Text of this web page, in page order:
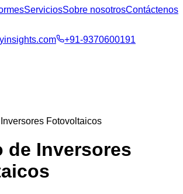
ServiciosSobre nosotrosContáctenos
+91-9370600191
Fotovoltaicos
de Inversores